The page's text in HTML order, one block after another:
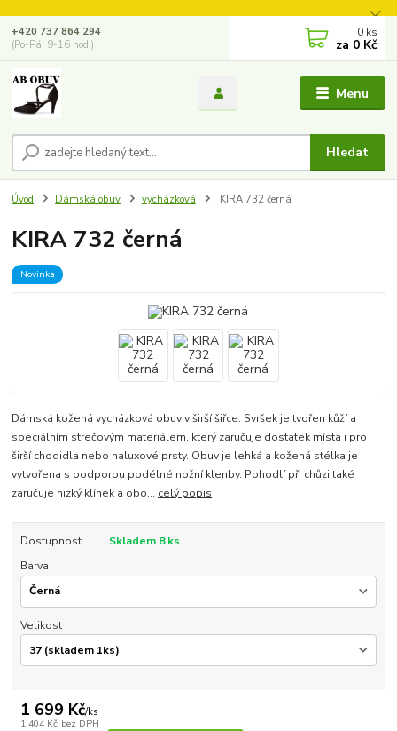
Menu
Hledat
+420 737 864 294
(Po-Pá, 9-16 hod.)
0 ks
za 0 Kč
Úvod Dámská obuv vycházková KIRA 732 černá
KIRA 732 černá
Novinka
Dámská kožená vycházková obuv v širší šiřce. Svršek je tvořen kůží a
speciálním strečovým materiálem, který zaručuje dostatek místa i pro
širší chodidla nebo haluxové prsty. Obuv je lehká a kožená stélka je
vytvořena s podporou podélné nožní klenby. Pohodlí při chůzi také
zaručuje nizký klínek a obo... celý popis
Dostupnost
Skladem 8 ks
Barva
Velikost
1 699 Kč/ks
1 404 Kč bez DPH